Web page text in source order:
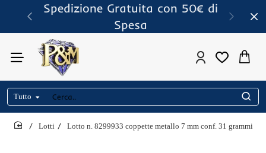
Spedizione Gratuita con 50€ di
Spesa
Tutto
Cerca..
Lotti Lotto n. 8299933 coppette metallo 7 mm conf. 31 grammi